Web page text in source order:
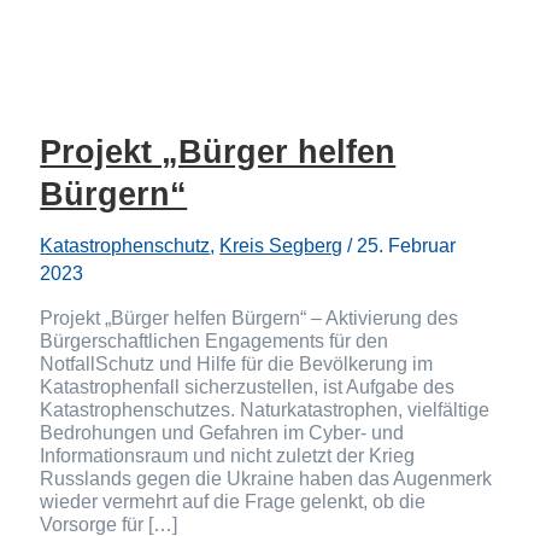
Projekt „Bürger helfen
Bürgern“
Katastrophenschutz Kreis Segberg / 25. Februar
2023
Projekt „Bürger helfen Bürgern“ – Aktivierung des
Bürgerschaftlichen Engagements für den
NotfallSchutz und Hilfe für die Bevölkerung im
Katastrophenfall sicherzustellen, ist Aufgabe des
Katastrophenschutzes. Naturkatastrophen, vielfältige
Bedrohungen und Gefahren im Cyber- und
Informationsraum und nicht zuletzt der Krieg
Russlands gegen die Ukraine haben das Augenmerk
wieder vermehrt auf die Frage gelenkt, ob die
Vorsorge für […]